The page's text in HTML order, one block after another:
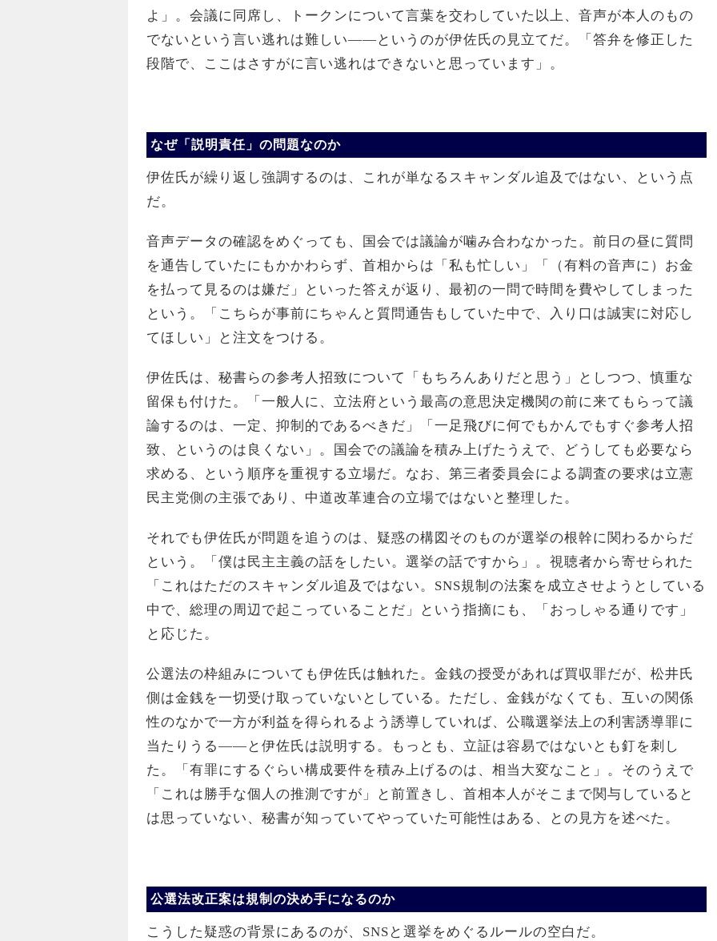
よ」。会議に同席し、トークンについて言葉を交わしていた以上、音声が本人のもの
でないという言い逃れは難しい——というのが伊佐氏の見立てだ。「答弁を修正した
段階で、ここはさすがに言い逃れはできないと思っています」。
なぜ「説明責任」の問題なのか
伊佐氏が繰り返し強調するのは、これが単なるスキャンダル追及ではない、という点
だ。
音声データの確認をめぐっても、国会では議論が噛み合わなかった。前日の昼に質問
を通告していたにもかかわらず、首相からは「私も忙しい」「（有料の音声に）お金
を払って見るのは嫌だ」といった答えが返り、最初の一問で時間を費やしてしまった
という。「こちらが事前にちゃんと質問通告もしていた中で、入り口は誠実に対応し
てほしい」と注文をつける。
伊佐氏は、秘書らの参考人招致について「もちろんありだと思う」としつつ、慎重な
留保も付けた。「一般人に、立法府という最高の意思決定機関の前に来てもらって議
論するのは、一定、抑制的であるべきだ」「一足飛びに何でもかんでもすぐ参考人招
致、というのは良くない」。国会での議論を積み上げたうえで、どうしても必要なら
求める、という順序を重視する立場だ。なお、第三者委員会による調査の要求は立憲
民主党側の主張であり、中道改革連合の立場ではないと整理した。
それでも伊佐氏が問題を追うのは、疑惑の構図そのものが選挙の根幹に関わるからだ
という。「僕は民主主義の話をしたい。選挙の話ですから」。視聴者から寄せられた
「これはただのスキャンダル追及ではない。SNS規制の法案を成立させようとしている
中で、総理の周辺で起こっていることだ」という指摘にも、「おっしゃる通りです」
と応じた。
公選法の枠組みについても伊佐氏は触れた。金銭の授受があれば買収罪だが、松井氏
側は金銭を一切受け取っていないとしている。ただし、金銭がなくても、互いの関係
性のなかで一方が利益を得られるよう誘導していれば、公職選挙法上の利害誘導罪に
当たりうる——と伊佐氏は説明する。もっとも、立証は容易ではないとも釘を刺し
た。「有罪にするぐらい構成要件を積み上げるのは、相当大変なこと」。そのうえで
「これは勝手な個人の推測ですが」と前置きし、首相本人がそこまで関与していると
は思っていない、秘書が知っていてやっていた可能性はある、との見方を述べた。
公選法改正案は規制の決め手になるのか
こうした疑惑の背景にあるのが、SNSと選挙をめぐるルールの空白だ。